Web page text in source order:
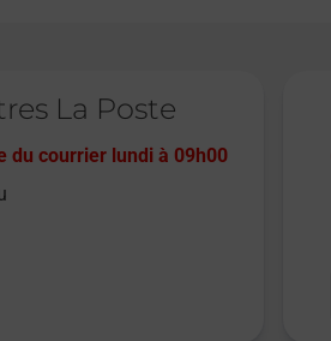
La Poste
du courrier lundi à 09h00